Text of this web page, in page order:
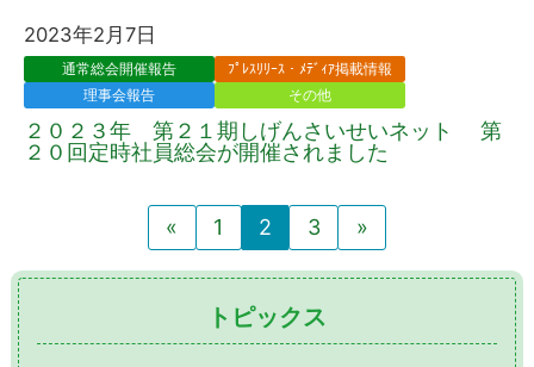
2023年2月7日
通常総会開催報告
ﾌﾟﾚｽﾘﾘｰｽ・ﾒﾃﾞｨｱ掲載情報
理事会報告
その他
２０２３年 第２１期しげんさいせいネット 第
２０回定時社員総会が開催されました
« 1 2 3 »
トピックス